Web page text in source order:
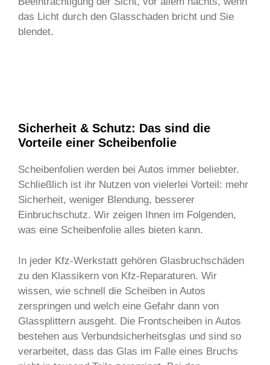
das Licht durch den Glasschaden bricht und Sie
blendet.
Sicherheit & Schutz: Das sind die
Vorteile einer Scheibenfolie
Scheibenfolien werden bei Autos immer beliebter.
Schließlich ist ihr Nutzen von vielerlei Vorteil: mehr
Sicherheit, weniger Blendung, besserer
Einbruchschutz. Wir zeigen Ihnen im Folgenden,
was eine Scheibenfolie alles bieten kann.
In jeder Kfz-Werkstatt gehören Glasbruchschäden
zu den Klassikern von Kfz-Reparaturen. Wir
wissen, wie schnell die Scheiben in Autos
zerspringen und welch eine Gefahr dann von
Glassplittern ausgeht. Die Frontscheiben in Autos
bestehen aus Verbundsicherheitsglas und sind so
verarbeitet, dass das Glas im Falle eines Bruchs